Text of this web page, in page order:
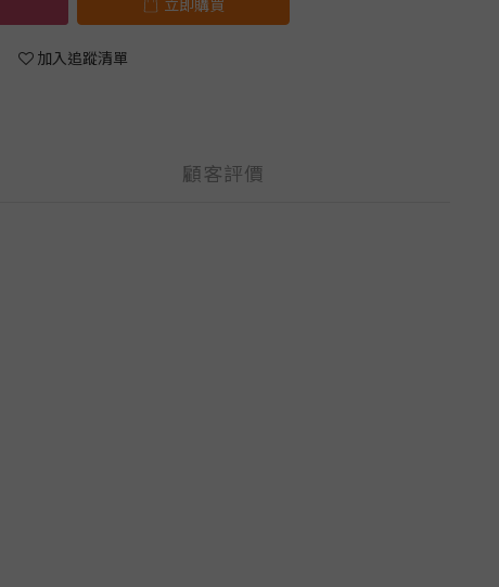
立即購買
加入追蹤清單
顧客評價